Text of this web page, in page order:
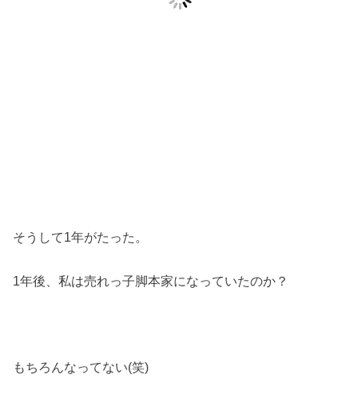
そうして1年がたった。
1年後、私は売れっ子脚本家になっていたのか？
もちろんなってない(笑)